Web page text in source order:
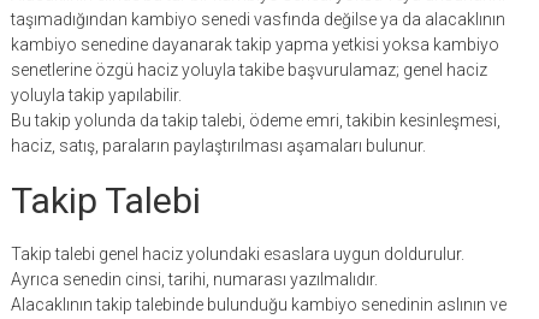
taşımadığından kambiyo senedi vasfında değilse ya da alacaklının
kambiyo senedine dayanarak takip yapma yetkisi yoksa kambiyo
senetlerine özgü haciz yoluyla takibe başvurulamaz; genel haciz
yoluyla takip yapılabilir.
Bu takip yolunda da takip talebi, ödeme emri, takibin kesinleşmesi,
haciz, satış, paraların paylaştırılması aşamaları bulunur.
Takip Talebi
Takip talebi genel haciz yolundaki esaslara uygun doldurulur.
Ayrıca senedin cinsi, tarihi, numarası yazılmalıdır.
Alacaklının takip talebinde bulunduğu kambiyo senedinin aslının ve